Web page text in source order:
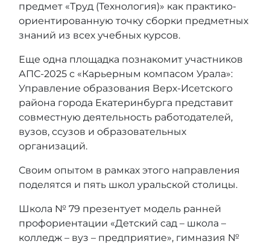
предмет «Труд (Технология)» как практико-
ориентированную точку сборки предметных
знаний из всех учебных курсов.
Еще одна площадка познакомит участников
АПС-2025 с «Карьерным компасом Урала»:
Управление образования Верх-Исетского
района города Екатеринбурга представит
совместную деятельность работодателей,
вузов, ссузов и образовательных
организаций.
Своим опытом в рамках этого направления
поделятся и пять школ уральской столицы.
Школа № 79 презентует модель ранней
профориентации «Детский сад – школа –
колледж – вуз – предприятие», гимназия №